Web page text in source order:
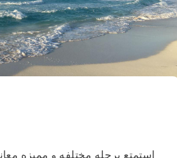
استمتع برحله مختلفه و مميزه